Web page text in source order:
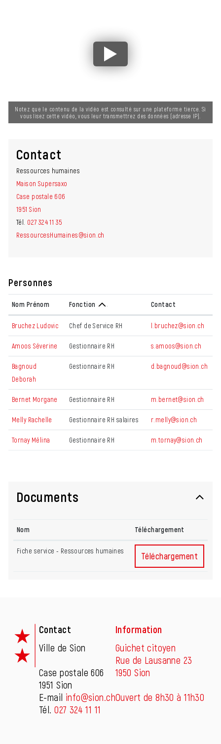
Notez que le contenu de la vidéo est consulté sur une plateforme tierce. Si
vous lisez cette vidéo, vous leur transmettrez des données (adresse IP).
Contact
Ressources humaines
Maison Supersaxo
Case postale 606
1951 Sion
Tél. 027 324 11 35
RessourcesHumaines@sion.ch
Personnes
Nom Prénom Fonction Contact
Bruchez Ludovic Chef de Service RH l.bruchez@sion.ch
Amoos Séverine Gestionnaire RH s.amoos@sion.ch
Bagnoud
Deborah
Gestionnaire RH d.bagnoud@sion.ch
Bernet Morgane Gestionnaire RH m.bernet@sion.ch
Melly Rachelle Gestionnaire RH salaires r.melly@sion.ch
Tornay Mélina Gestionnaire RH m.tornay@sion.ch
Documents
Nom Téléchargement
Fiche service - Ressources humaines Fiche service -
Téléchargement
Contact
Ville de Sion
Case postale 606
1951 Sion
E-mail info@sion.ch
Tél.027 324 11 11
Information
Guichet citoyen
Rue de Lausanne 23
1950 Sion
Ouvert de 8h30 à 11h30